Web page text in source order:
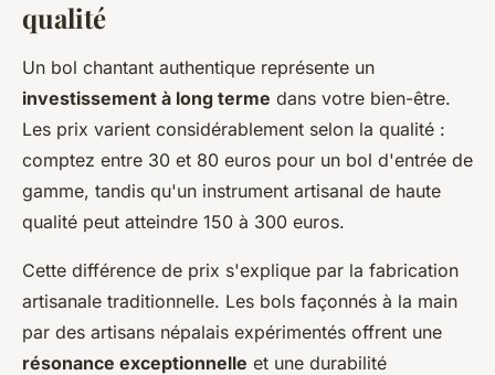
qualité
Un bol chantant authentique représente un
investissement à long terme dans votre bien-être.
Les prix varient considérablement selon la qualité :
comptez entre 30 et 80 euros pour un bol d'entrée de
gamme, tandis qu'un instrument artisanal de haute
qualité peut atteindre 150 à 300 euros.
Cette différence de prix s'explique par la fabrication
artisanale traditionnelle. Les bols façonnés à la main
par des artisans népalais expérimentés offrent une
résonance exceptionnelle et une durabilité